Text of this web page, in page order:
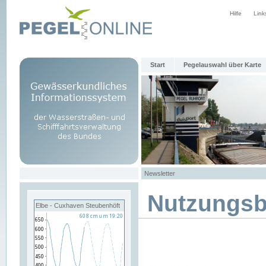
Hilfe
Start Pegelauswahl über Karte
Newsletter
Elbe - Cuxhaven Steubenhöft